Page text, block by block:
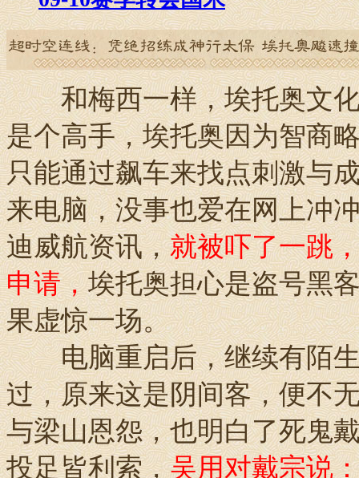
和梅西一样，埃托奥文化
是个高手，埃托奥因为智商
只能通过飙车来找点刺激与
来电脑，没事也爱在网上冲
迪威航资讯，就被吓了一跳
申请， 埃托奥担心是盗号黑
果虚惊一场。
电脑重启后，继续有陌生
过，原来这是阴间客，便不
与梁山恩怨，也明白了死鬼
投足皆利索，吴用对戴宗说